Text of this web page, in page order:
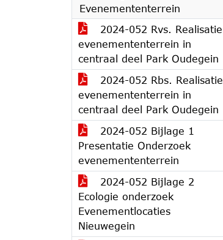
Evenemententerrein
2024-052 Rvs. Realisatie
evenemententerrein in
centraal deel Park Oudegein
2024-052 Rbs. Realisatie
evenemententerrein in
centraal deel Park Oudegein
2024-052 Bijlage 1
Presentatie Onderzoek
evenemententerrein
2024-052 Bijlage 2
Ecologie onderzoek
Evenementlocaties
Nieuwegein